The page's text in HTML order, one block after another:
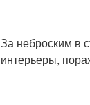
За неброским в
интерьеры,